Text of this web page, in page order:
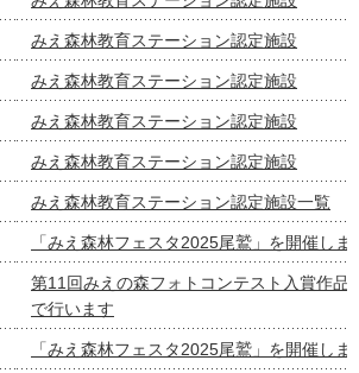
みえ森林教育ステーション認定施設
みえ森林教育ステーション認定施設
みえ森林教育ステーション認定施設
みえ森林教育ステーション認定施設
みえ森林教育ステーション認定施設一覧
「みえ森林フェスタ2025尾鷲」を開催しま
第11回みえの森フォトコンテスト入賞作品
で行います
「みえ森林フェスタ2025尾鷲」を開催しま